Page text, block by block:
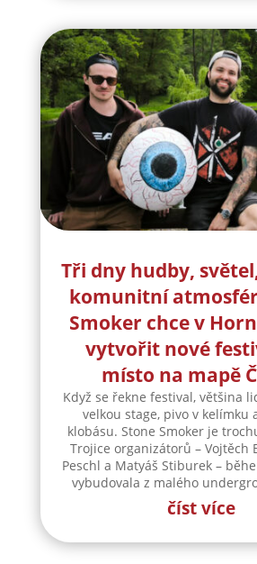
Tři dny hudby,
komunitní
Smoker chce v
vytvořit nové
místo na mapě
Když se řekne festival, většina
velkou stage, pivo v kelímku
klobásu. Stone Smoker je
Trojice organizátorů – Vojtěch
Peschl a Matyáš Stiburek –
vybudovala z malého
číst více